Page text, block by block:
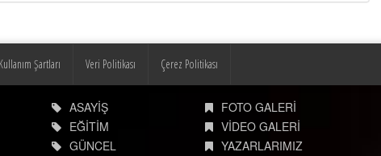
Kullanım Şartları Veri Politikası Çerez Politikası
ASAYİŞ
EĞİTİM
GÜNCEL
FOTO GALERİ
VİDEO GALERİ
YAZARLARIMIZ